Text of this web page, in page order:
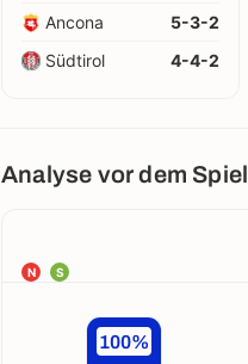
Ancona
5-3-2
Südtirol
4-4-2
Analyse vor dem Spiel
N S
100%